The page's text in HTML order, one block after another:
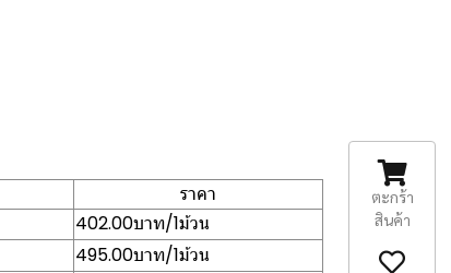
ราคา
402.00บาท/1ม้วน
495.00บาท/1ม้วน
ตะกร้า
สินค้า